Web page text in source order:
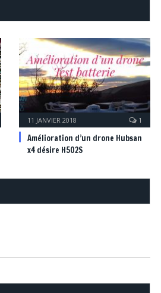
11 JANVIER 2018 1
Amélioration d’un drone Hubsan
x4 désire H502S